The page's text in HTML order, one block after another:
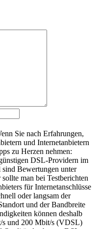
Sie nach Erfahrungen,
und Internetanbietern
zu Herzen nehmen:
DSL-Providern im
Bewertungen unter
man bei Testberichten
für Internetanschlüsse
oder langsam der
und der Bandbreite
können deshalb
und 200 Mbit/s (VDSL)